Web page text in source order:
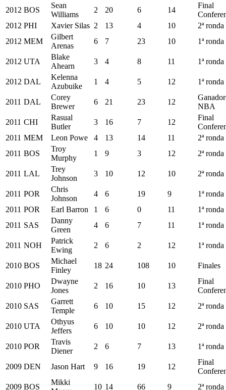
2012 BOS
Sean
Williams
2 20 6 14
Final
2012 PHI Xavier Silas 2 13 4 10
2ª ronda
2012 MEM
Gilbert
Arenas
6 7 23 10 1ª ronda
2012 UTA
Blake
Ahearn
3 4 8 11 1ª ronda
2012 DAL
Kelenna
Azubuike
1 4 5 12 1ª ronda
2011 DAL
Corey
Brewer
6 21 23 12
NBA
2011 CHI
Rasual
Butler
3 16 7 12
Final
2011 MEM Leon Powe 4 13 14 11
2ª ronda
2011 BOS
Troy
Murphy
1 9 3 12 2ª ronda
2011 LAL
Trey
Johnson
3 10 12 10 2ª ronda
2011 POR
Chris
Johnson
4 6 19 9
1ª ronda
2011 POR Earl Barron 1 6 0 11
1ª ronda
2011 SAS
Danny
Green
4 6 7 11 1ª ronda
2011 NOH
Patrick
Ewing
2 6 2 12 1ª ronda
2010 BOS
Michael
Finley
18 24 108 10 Finales
2010 PHO
Dwayne
Jones
2 16 10 13
Final
2010 SAS
Garrett
Temple
6 10 15 12 2ª ronda
2010 UTA
Othyus
Jeffers
6 10 10 12 2ª ronda
2010 POR
Travis
Diener
2 6 7 13 1ª ronda
2009 DEN Jason Hart 9 16 19 12
Final
2009 BOS
Mikki
10 14 66 9
2ª ronda